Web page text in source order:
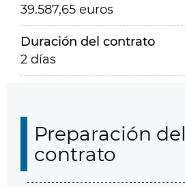
39.587,65 euros
Duración del contrato
2 días
Preparación del
contrato